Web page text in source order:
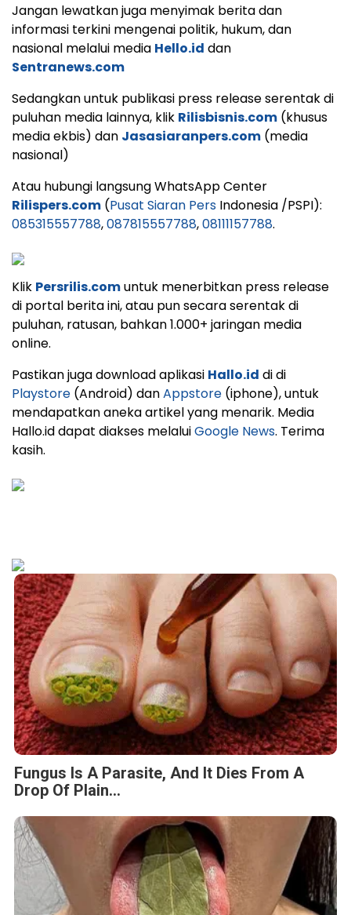
Jangan lewatkan juga menyimak berita dan
informasi terkini mengenai politik, hukum, dan
nasional melalui media Hello.id dan
Sentranews.com
Sedangkan untuk publikasi press release serentak di
puluhan media lainnya, klik Rilisbisnis.com (khusus
media ekbis) dan Jasasiaranpers.com (media
nasional)
Atau hubungi langsung WhatsApp Center
Rilispers.com (Pusat Siaran Pers Indonesia /PSPI):
085315557788,087815557788,08111157788.
Klik Persrilis.comuntuk menerbitkan press release
di portal berita ini, atau pun secara serentak di
puluhan, ratusan, bahkan 1.000+ jaringan media
online.
Pastikan juga download aplikasi Hallo.id di di
Playstore (Android) danAppstore (iphone), untuk
mendapatkan aneka artikel yang menarik. Media
Hallo.id dapat diakses melaluiGoogle News. Terima
kasih.
Fungus Is A Parasite, And It Dies From A
Drop Of Plain...